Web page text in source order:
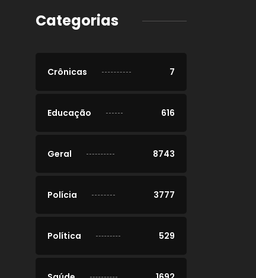
Categorias
Crônicas 7
Educação 616
Geral 8743
Polícia 3777
Política 529